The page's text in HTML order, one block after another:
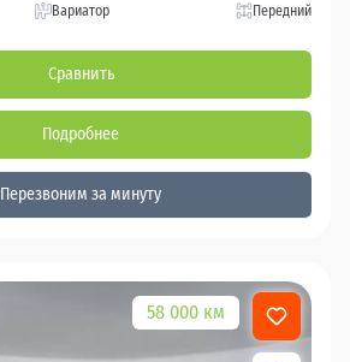
Вариатор Передний
Сравнить
Подробнее
Перезвоним за минуту
58 000 км